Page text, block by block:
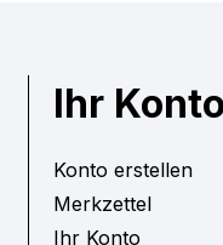
Ihr Konto
Konto erstellen
Merkzettel
Ihr Konto